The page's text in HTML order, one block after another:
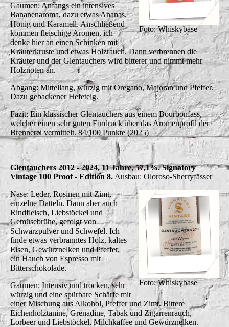
Foto: Whiskybase
Gaumen: Anfangs ein intensives
Bananenaroma, dazu etwas Ananas,
Honig und Karamell. Anschließend
kommen fleischige Aromen, ich
denke hier an einen Schinken mit
Kräuterkruste und etwas Holzrauch. Dann verbrennen die
Kräuter und der Glentauchers wird bitterer und nimmt mehr
Holznoten an.
Abgang: Mittellang, würzig mit Oregano, Majoran und Pfeffer.
Dazu gebackener Hefeteig.
Fazit: Ein klassischer Glentauchers aus einem Bourbonfass,
welcher einen sehr guten Eindruck über das Aromenprofil der
Brennerei vermittelt. 84/100 Punkte (2025)
Glentauchers 2012 - 2024, 11 Jahre, 57,1%. Signatory
Vintage 100 Proof - Edition 8. Ausbau: Oloroso-Sherryfässer
Foto: Whiskybase
Nase: Leder, Rosinen mit Zimt,
einzelne Datteln. Dann aber auch
Rindfleisch, Liebstöckel und
Gemüsebrühe, gefolgt von
Schwarzpulver und Schwefel. Ich
finde etwas verbranntes Holz, kaltes
Eisen, Gewürznelken und Pfeffer,
ein Hauch von Espresso mit
Bitterschokolade.
Gaumen: Intensiv und trocken, sehr
würzig und eine spürbare Schärfe mit
einer Mischung aus Alkohol, Pfeffer und Zimt. Bittere
Eichenholztanine, Grenadine, Tabak und Zigarrenrauch,
Lorbeer und Liebstöckel, Milchkaffee und Gewürznelken.